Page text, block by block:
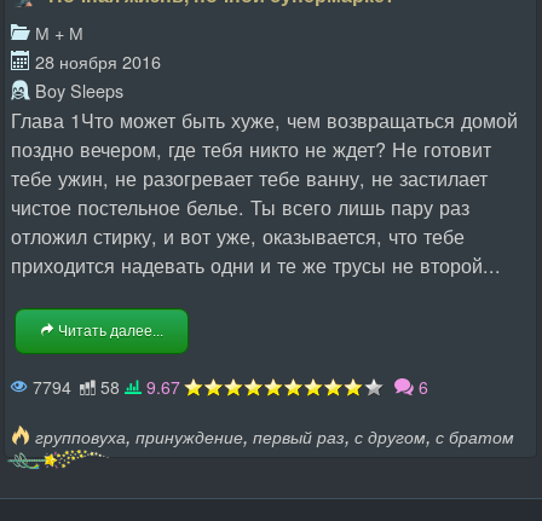
М + М
28 ноября 2016
Boy Sleeps
Глава 1Что может быть хуже, чем возвращаться домой
поздно вечером, где тебя никто не ждет? Не готовит
тебе ужин, не разогревает тебе ванну, не застилает
чистое постельное белье. Ты всего лишь пару раз
отложил стирку, и вот уже, оказывается, что тебе
приходится надевать одни и те же трусы не второй...
Читать далее...
7794 58 9.67 6
групповуха, принуждение, первый раз, с другом, с братом